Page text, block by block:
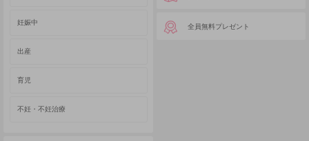
妊娠中
出産
育児
不妊・不妊治療
全員無料プレゼント